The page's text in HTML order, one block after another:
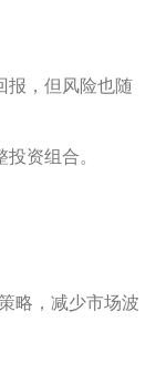
报，但风险也随
资组合。
略，减少市场波